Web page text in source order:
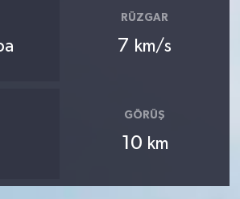
RÜZGAR
7 km/s
GÖRÜŞ
10 km